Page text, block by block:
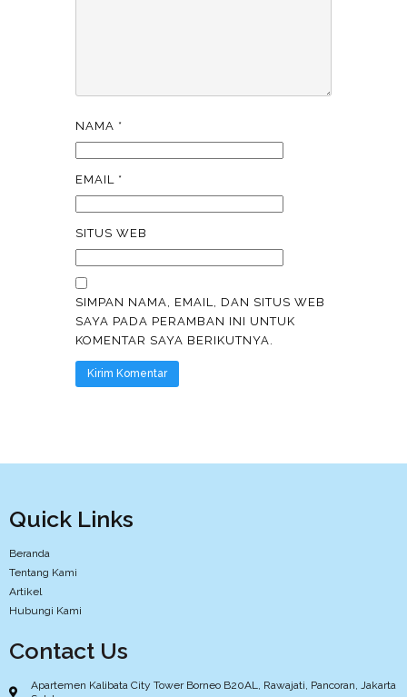
NAMA *
EMAIL *
SITUS WEB
SIMPAN NAMA, EMAIL, DAN SITUS WEB
SAYA PADA PERAMBAN INI UNTUK
KOMENTAR SAYA BERIKUTNYA.
Quick Links
Beranda
Tentang Kami
Artikel
Hubungi Kami
Contact Us
Apartemen Kalibata City Tower Borneo B20AL, Rawajati, Pancoran, Jakarta